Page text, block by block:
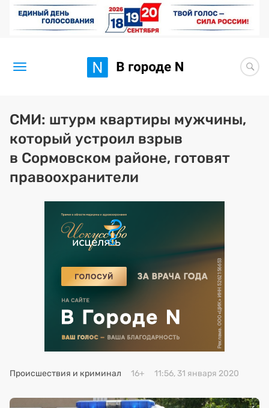
Новости
Статьи
Здоровье
Искусство исцелять
Премия 2026 (текущая)
Премия 2025
СМИ: штурм квартиры мужчины,
который устроил взрыв
в Сормовском районе, готовят
правоохранители
Происшествия и криминал 16+ 11:56, 31 января 2020